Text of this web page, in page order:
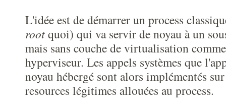
L'idée est de démarrer un process
rootquoi) qui va servir de noyau à un
mais sans couche de virtualisation
hyperviseur. Les appels systèmes que
noyau hébergé sont alors implémentés
resources légitimes allouées au process.